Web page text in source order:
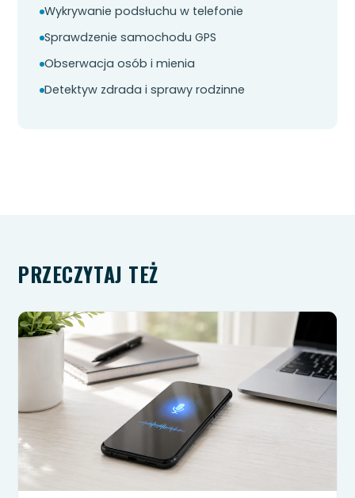
Wykrywanie podsłuchu w telefonie
Sprawdzenie samochodu GPS
Obserwacja osób i mienia
Detektyw zdrada i sprawy rodzinne
PRZECZYTAJ TEŻ